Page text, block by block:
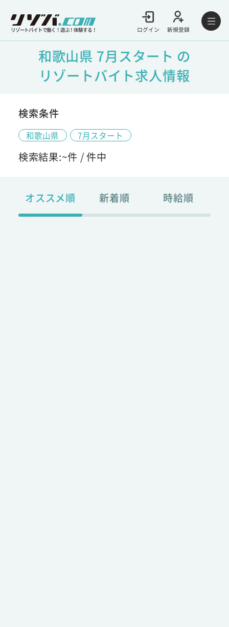
リゾートバイトで働く！遊ぶ！体験する！ ログイン 新規登録
和歌山県 7月スタート の
リゾートバイト求人情報
検索条件
和歌山県 7月スタート
検索結果:~件 /件中
オススメ順 新着順 時給順